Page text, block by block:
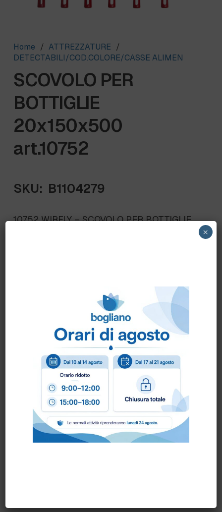
Home / ATTREZZATURE /
DETECTABILI/COD.COLORE/CASSE ALIMEN
SCOVOLO PER
BOTTIGLIE
20x150x500
art.10752
SKU: B1104279
10752 WIRFLY – SCOVOLO PER BOTTIGLIE
Come ordinare?
Puoi ordinare chiamando al 0172 478161
oppure
scrivendo una mail a
info@bogliano.it.
Per ogni informazione siamo a disposizione.
COLORE:ARANCIO ,BLU,
GENERICA ,GIALLO , ,ROSSO , VERDE
VIOLA
×